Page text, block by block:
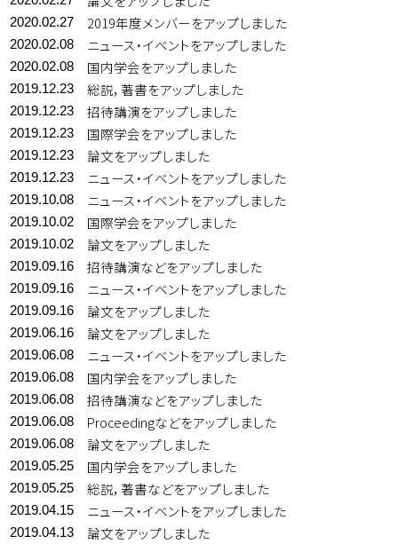
2020.02.27 2019年度メンバーをアップしました
2020.02.08 ニュース・イベントをアップしました
2020.02.08 国内学会をアップしました
2019.12.23 総説，著書をアップしました
2019.12.23 招待講演をアップしました
2019.12.23 国際学会をアップしました
2019.12.23 論文をアップしました
2019.12.23 ニュース・イベントをアップしました
2019.10.08 ニュース・イベントをアップしました
2019.10.02 国際学会をアップしました
2019.10.02 論文をアップしました
2019.09.16 招待講演などをアップしました
2019.09.16 ニュース・イベントをアップしました
2019.09.16 論文をアップしました
2019.06.16 論文をアップしました
2019.06.08 ニュース・イベントをアップしました
2019.06.08 国内学会をアップしました
2019.06.08 招待講演などをアップしました
2019.06.08 Proceedingなどをアップしました
2019.06.08 論文をアップしました
2019.05.25 国内学会をアップしました
2019.05.25 総説，著書などをアップしました
2019.04.15 ニュース・イベントをアップしました
2019.04.13 論文をアップしました